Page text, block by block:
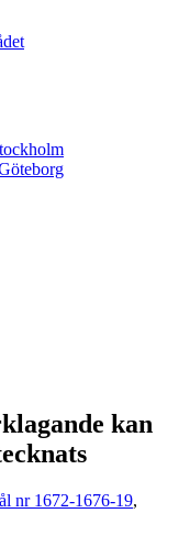
kan
nr 1672-1676-19,